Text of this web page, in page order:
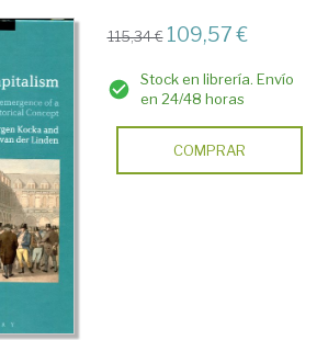
115,34 € 109,57 €
Stock en librería. Envío
en 24/48 horas
COMPRAR